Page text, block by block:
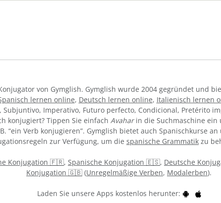
von Gymglish. Gymglish wurde 2004 gegründet und
lernen online, Deutsch lernen online, Italienisch lernen
Imperativo, Futuro perfecto, Condicional, Pretérito
konjugiert? Tippen Sie einfach Avaharin die Suchmaschine ein
“ein Verb konjugieren”. Gymglish bietet auch Spanischkurse
zur Verfügung, um die spanische Grammatik zu
Konjugation 🇫🇷, Spanische Konjugation 🇪🇸, Deutsche
Konjugation 🇬🇧 (Unregelmäßige Verben, Modalerben).
Laden Sie unsere Apps kostenlos herunter: